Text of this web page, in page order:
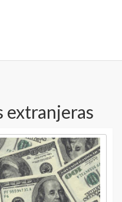
extranjeras